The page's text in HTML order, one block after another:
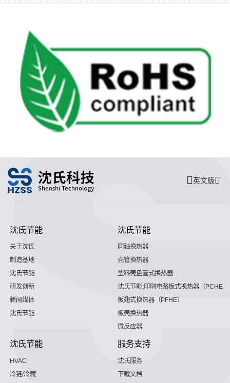
英文版
沈氏节能
关于沈氏
制造基地
沈氏节能
研发创新
新闻媒体
沈氏节能
沈氏节能
同轴换热器
壳管换热器
塑料壳盘管式换热器
沈氏节能:印刷电路板式换热器（PCHE）
板翅式换热器（PFHE）
板壳换热器
微反应器
沈氏节能
HVAC
冷链/冷藏
服务支持
沈氏服务
下载文档